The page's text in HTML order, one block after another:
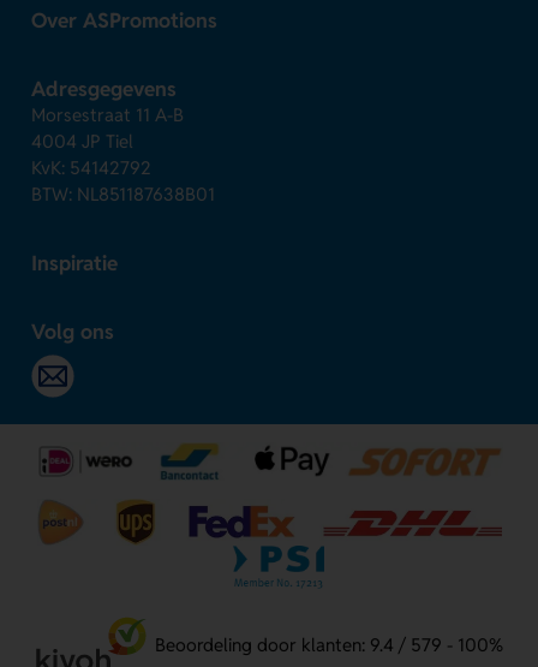
Over ASPromotions
Adresgegevens
Morsestraat 11 A-B
4004 JP Tiel
KvK: 54142792
BTW: NL851187638B01
Inspiratie
Volg ons
Beoordeling door klanten: 9.4 / 579 - 100%